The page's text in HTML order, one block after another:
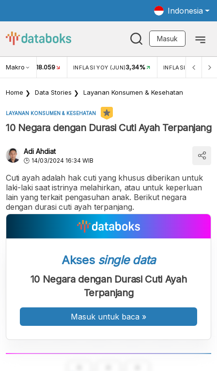
Indonesia
Masuk
Makro
USD/IDR 18.059 INFLASI YOY (JUN)3,34% INFLASI MOM
Home Data Stories Layanan Konsumen & Kesehatan
LAYANAN KONSUMEN & KESEHATAN
10 Negara dengan Durasi Cuti Ayah Terpanjang
Adi Ahdiat
14/03/2024 16:34 WIB
Cuti ayah adalah hak cuti yang khusus diberikan untuk
laki-laki saat istrinya melahirkan, atau untuk keperluan
lain yang terkait pengasuhan anak. Berikut negara
dengan durasi cuti ayah terpanjang.
Akses single data
10 Negara dengan Durasi Cuti Ayah
Terpanjang
Masuk untuk baca »